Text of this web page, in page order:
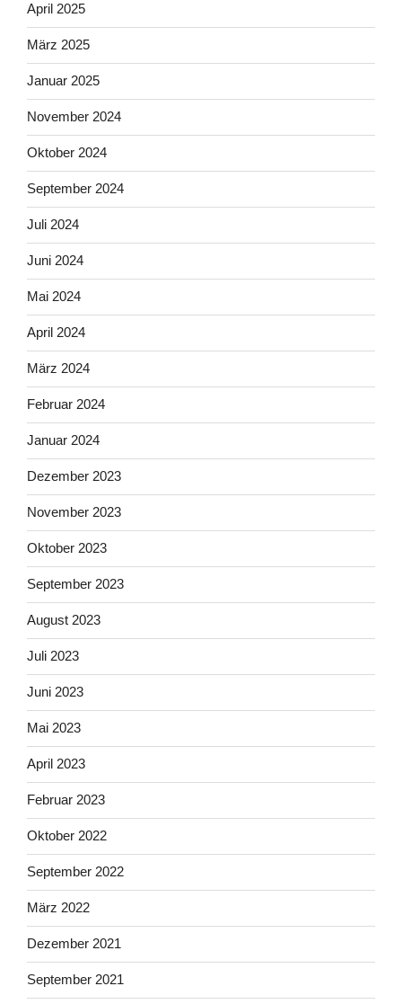
April 2025
März 2025
Januar 2025
November 2024
Oktober 2024
September 2024
Juli 2024
Juni 2024
Mai 2024
April 2024
März 2024
Februar 2024
Januar 2024
Dezember 2023
November 2023
Oktober 2023
September 2023
August 2023
Juli 2023
Juni 2023
Mai 2023
April 2023
Februar 2023
Oktober 2022
September 2022
März 2022
Dezember 2021
September 2021